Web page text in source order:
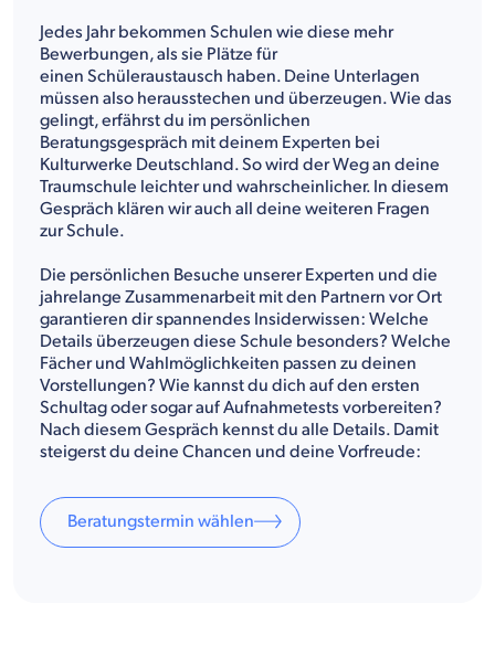
Jedes Jahr bekommen Schulen wie diese mehr
Bewerbungen, als sie Plätze für
einen Schüleraustausch haben. Deine Unterlagen
müssen also herausstechen und überzeugen. Wie das
gelingt, erfährst du im persönlichen
Beratungsgespräch mit deinem Experten bei
Kulturwerke Deutschland. So wird der Weg an deine
Traumschule leichter und wahrscheinlicher. In diesem
Gespräch klären wir auch all deine weiteren Fragen
zur Schule.
Die persönlichen Besuche unserer Experten und die
jahrelange Zusammenarbeit mit den Partnern vor Ort
garantieren dir spannendes Insiderwissen: Welche
Details überzeugen diese Schule besonders? Welche
Fächer und Wahlmöglichkeiten passen zu deinen
Vorstellungen? Wie kannst du dich auf den ersten
Schultag oder sogar auf Aufnahmetests vorbereiten?
Nach diesem Gespräch kennst du alle Details. Damit
steigerst du deine Chancen und deine Vorfreude:
Beratungstermin wählen